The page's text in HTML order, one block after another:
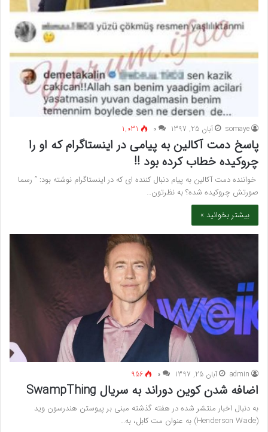
somaye آبان 25, 1397 ۰ 1,031
پاسخ دمت آکالین به پیامی در اینستاگرام که او را
چروکیده خطاب کرده بود !!
خواننده دمت آکالین به پیام دنبال کننده ای که در اینستاگرام نوشته بود: ” رسما
صورتش چروکیده شده؟ به نظرتون…
بیشتر بخوانید »
admin آبان 25, 1397 ۰ 956
اضافه شدن کوین دوراند به سریال SwampThing
به دنبال اخبار منتشر شده‌ در هفته گذشته مبنی بر پیوستن هندرسون وید
(Henderson Wade) به عنوان مت کابل، به…